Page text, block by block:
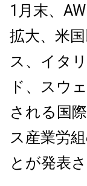
1月末、
拡大、米
ス、イタ
ド、スウ
される国
ス産業労
とが発表さ